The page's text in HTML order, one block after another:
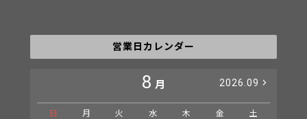
営業日カレンダー
8 月 2026.09
日 月 火 水 木 金 土